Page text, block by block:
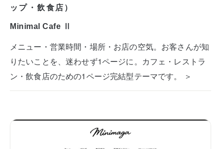
ップ・飲食店）
Minimal Cafe Ⅱ
メニュー・営業時間・場所・お店の空気。お客さんが知
りたいことを、迷わせず1ページに。カフェ・レストラ
ン・飲食店のための1ページ完結型テーマです。 ＞